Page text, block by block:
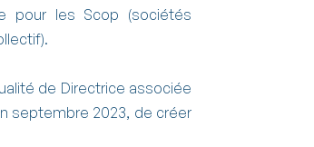
pour les Scop (sociétés
de Directrice associée
septembre 2023, de créer